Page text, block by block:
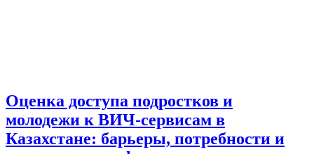
Оценка доступа подростков и
молодежи к ВИЧ-сервисам в
Казахстане: барьеры, потребности и